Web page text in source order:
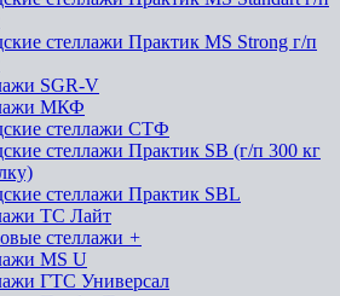
стеллажи Практик MS Strong г/п
SGR-V
МКФ
стеллажи СТФ
стеллажи Практик SB (г/п 300 кг
стеллажи Практик SBL
ТС Лайт
стеллажи +
MS U
ГТС Универсал